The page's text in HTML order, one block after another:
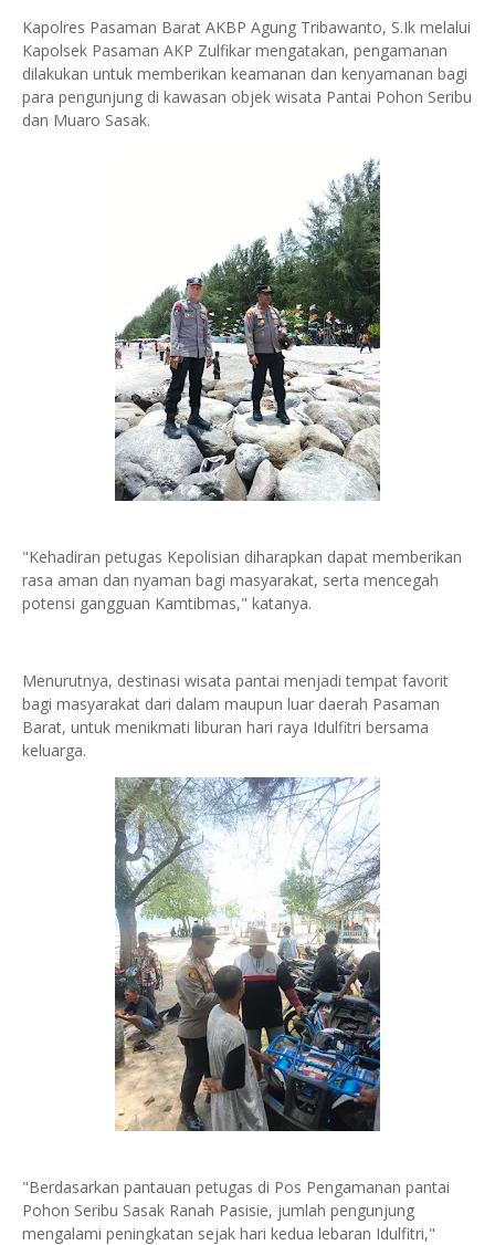
Kapolres Pasaman Barat AKBP Agung Tribawanto, S.Ik melalui
Kapolsek Pasaman AKP Zulfikar mengatakan, pengamanan
dilakukan untuk memberikan keamanan dan kenyamanan bagi
para pengunjung di kawasan objek wisata Pantai Pohon Seribu
dan Muaro Sasak.
"Kehadiran petugas Kepolisian diharapkan dapat memberikan
rasa aman dan nyaman bagi masyarakat, serta mencegah
potensi gangguan Kamtibmas," katanya.
Menurutnya, destinasi wisata pantai menjadi tempat favorit
bagi masyarakat dari dalam maupun luar daerah Pasaman
Barat, untuk menikmati liburan hari raya Idulfitri bersama
keluarga.
"Berdasarkan pantauan petugas di Pos Pengamanan pantai
Pohon Seribu Sasak Ranah Pasisie, jumlah pengunjung
mengalami peningkatan sejak hari kedua lebaran Idulfitri,"